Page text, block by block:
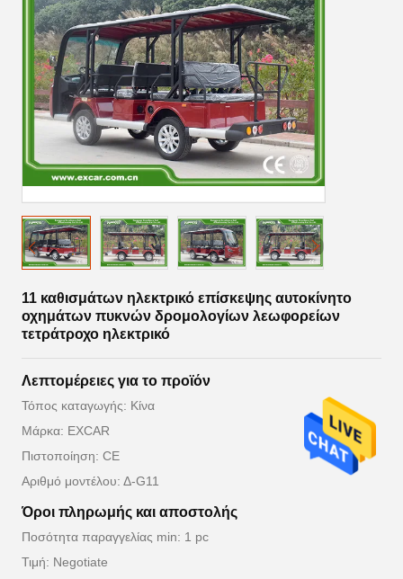
11 καθισμάτων ηλεκτρικό επίσκεψης αυτοκίνητο
οχημάτων πυκνών δρομολογίων λεωφορείων
τετράτροχο ηλεκτρικό
Λεπτομέρειες για το προϊόν
Τόπος καταγωγής: Κίνα
Μάρκα: EXCAR
Πιστοποίηση: CE
Αριθμό μοντέλου: Δ-G11
Όροι πληρωμής και αποστολής
Ποσότητα παραγγελίας min: 1 pc
Τιμή: Negotiate